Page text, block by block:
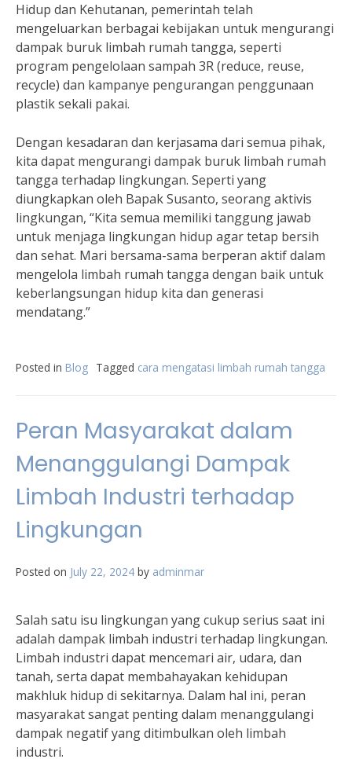
Hidup dan Kehutanan, pemerintah telah
mengeluarkan berbagai kebijakan untuk mengurangi
dampak buruk limbah rumah tangga, seperti
program pengelolaan sampah 3R (reduce, reuse,
recycle) dan kampanye pengurangan penggunaan
plastik sekali pakai.
Dengan kesadaran dan kerjasama dari semua pihak,
kita dapat mengurangi dampak buruk limbah rumah
tangga terhadap lingkungan. Seperti yang
diungkapkan oleh Bapak Susanto, seorang aktivis
lingkungan, “Kita semua memiliki tanggung jawab
untuk menjaga lingkungan hidup agar tetap bersih
dan sehat. Mari bersama-sama berperan aktif dalam
mengelola limbah rumah tangga dengan baik untuk
keberlangsungan hidup kita dan generasi
mendatang.”
Posted in Blog Tagged cara mengatasi limbah rumah tangga
Peran Masyarakat dalam
Menanggulangi Dampak
Limbah Industri terhadap
Lingkungan
Posted on July 22, 2024 by adminmar
Salah satu isu lingkungan yang cukup serius saat ini
adalah dampak limbah industri terhadap lingkungan.
Limbah industri dapat mencemari air, udara, dan
tanah, serta dapat membahayakan kehidupan
makhluk hidup di sekitarnya. Dalam hal ini, peran
masyarakat sangat penting dalam menanggulangi
dampak negatif yang ditimbulkan oleh limbah
industri.